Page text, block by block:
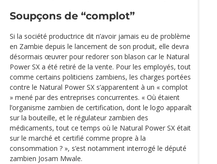
Soupçons de “complot”
Si la société productrice dit n’avoir jamais eu de problème
en Zambie depuis le lancement de son produit, elle devra
désormais œuvrer pour redorer son blason car le Natural
Power SX a été retiré de la vente. Pour les employés, tout
comme certains politiciens zambiens, les charges portées
contre le Natural Power SX s’apparentent à un « complot
» mené par des entreprises concurrentes. « Où étaient
l’organisme zambien de certification, dont le logo apparaît
sur la bouteille, et le régulateur zambien des
médicaments, tout ce temps où le Natural Power SX était
sur le marché et certifié comme propre à la
consommation ? », s’est notamment interrogé le député
zambien Josam Mwale.